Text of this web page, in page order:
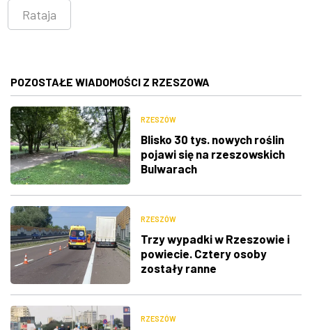
Rataja
POZOSTAŁE WIADOMOŚCI Z RZESZOWA
RZESZÓW
Blisko 30 tys. nowych roślin
pojawi się na rzeszowskich
Bulwarach
RZESZÓW
Trzy wypadki w Rzeszowie i
powiecie. Cztery osoby
zostały ranne
RZESZÓW